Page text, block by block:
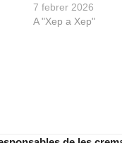
7 febrer 2026
A "Xep a Xep"